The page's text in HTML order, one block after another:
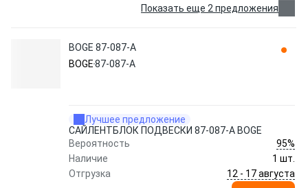
Показать еще 2 предложения
BOGE 87-087-A
BOGE87-087-A
Лучшее предложение
САЙЛЕНТБЛОК ПОДВЕСКИ 87-087-A BOGE
Вероятность
95%
Наличие
1 шт.
Отгрузка
12 - 17 августа